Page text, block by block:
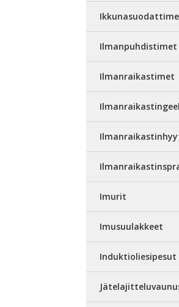
Ilmanpuhdistimet
Ilmanraikastimet
Imurit
Imusuulakkeet
Induktioliesipesut